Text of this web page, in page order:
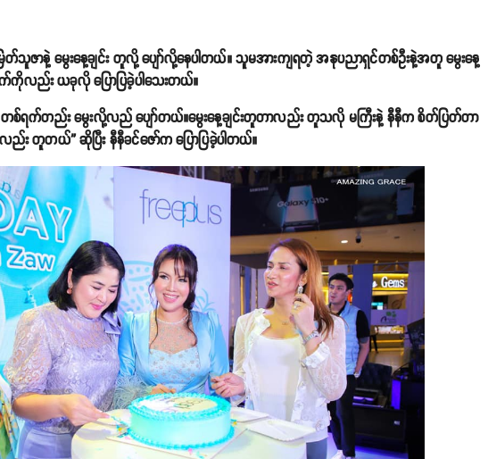
သူဇာနဲ့ မွေးနေ့ချင်း တူလို့ ပျော်လို့နေပါတယ်။ သူမအားကျရတဲ့ အနုပညာရှင်တစ်ဦးနဲ့အတူ မွေးနေ့
ကိုလည်း ယခုလို ပြောပြခဲ့ပါသေးတယ်။
တစ်ရက်တည်း မွေးလို့လည် ပျော်တယ်။မွေးနေ့ချင်းတူတာလည်း တူသလို မကြီးနဲ့ နီနီက စိတ်ပြတ်တာ
း တူတယ်” ဆိုပြီး နီနီခင်ဇော်က ပြောပြခဲ့ပါတယ်။